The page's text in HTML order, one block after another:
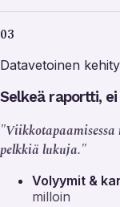
03
Datavetoinen
Selkeä raportti,
pelkkiä lukuja."
Volyymit &
milloin